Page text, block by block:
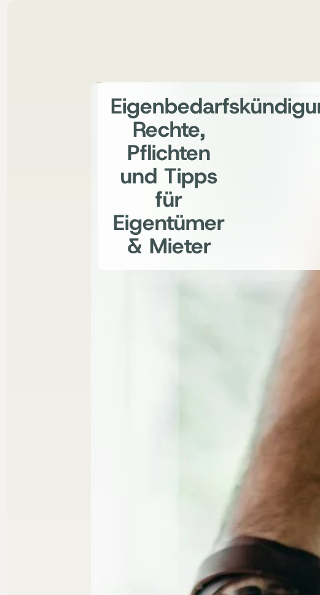
Rechte,
Pflichten
und Tipps
für
Eigentümer
& Mieter